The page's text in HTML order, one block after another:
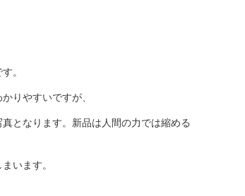
。
りやすいですが、
となります。新品は人間の力では縮める
います。